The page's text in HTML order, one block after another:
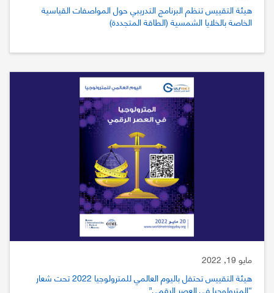
هيئة التقييس تنظم البرنامج التدريبي حول المواصفات القياسية
الخاصة بالخلايا الشمسية (الطاقة المتجددة)
مايو 19, 2022
هيئة التقييس تحتفل باليوم العالمي للمترولوجيا 2022 تحت شعار
“المترولوجيا في العصر الرقمي”